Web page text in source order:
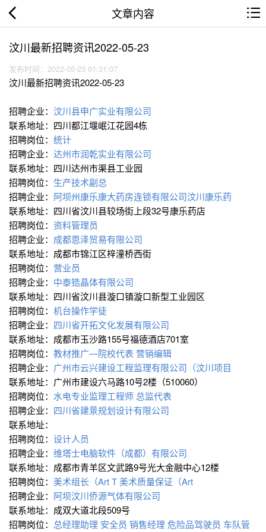
文章内容
汶川最新招聘资讯2022-05-23
发布时间：2022-05-23 01:31:07
汶川最新招聘资讯2022-05-23
招聘企业： 汶川县申广实业有限公司
联系地址：四川都江堰岷江花园4栋
招聘岗位： 统计
招聘企业： 达州市润乾实业有限公司
联系地址：四川达州市渠县工业园
招聘岗位： 生产技术副总
招聘企业： 阿坝州康乐康大药房连锁有限公司汶川康乐药
联系地址：四川省汶川县较场街上段32号康乐药店
招聘岗位： 资料管理员
招聘企业： 成都恩泽贸易有限公司
联系地址：成都市锦江区梓潼桥西街
招聘岗位： 营业员
招聘企业： 中泰锆晶体有限公司
联系地址：四川省汶川县漩口镇漩口新型工业园区
招聘岗位： 机台操作学徒
招聘企业： 四川省开拓文化发展有限公司
联系地址：成都市玉沙路155号福德酒店701室
招聘岗位： 教材推广—院校代表 营销编辑
招聘企业： 广州市云兴建设工程监理有限公司（汶川项目
联系地址：广州市建设六马路10号2楼（510060）
招聘岗位： 水电专业监理工程师 总监代表
招聘企业： 四川省建景规划设计有限公司
联系地址：
招聘岗位： 设计人员
招聘企业： 维塔士电脑软件（成都）有限公司
联系地址：成都市青羊区文武路9号光大金融中心12楼
招聘岗位： 美术组长（Art T美术质量保证（Art
招聘企业： 阿坝汶川侨源气体有限公司
联系地址：成双大道北段509号
招聘岗位： 总经理助理 安全员 销售经理 危险品驾驶员 车队管